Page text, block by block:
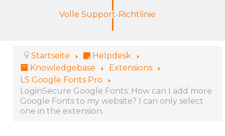
Volle Support-Richtlinie
Startseite
Helpdesk
Knowledgebase
Extensions
LS Google Fonts Pro
LoginSecure Google Fonts: How can I add more
Google Fonts to my website? I can only select
one in the extension.